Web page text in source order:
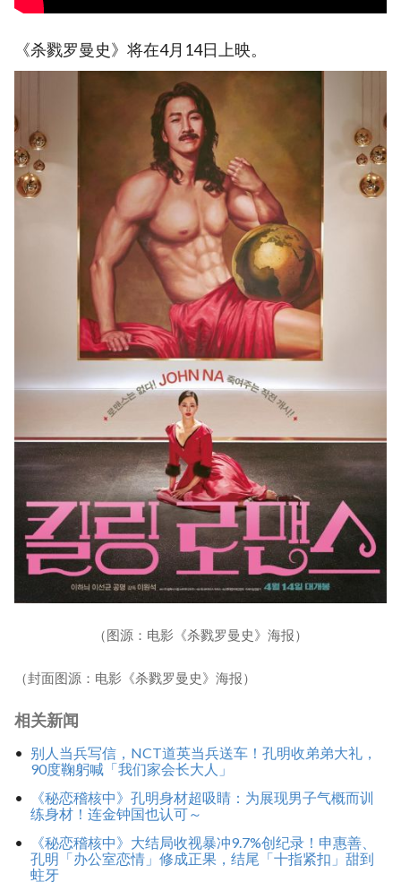
《杀戮罗曼史》将在4月14日上映。
（图源：电影《杀戮罗曼史》海报）
（封面图源：电影《杀戮罗曼史》海报）
相关新闻
别人当兵写信，NCT道英当兵送车！孔明收弟弟大礼，
90度鞠躬喊「我们家会长大人」
《秘恋稽核中》孔明身材超吸睛：为展现男子气概而训
练身材！连金钟国也认可～
《秘恋稽核中》大结局收视暴冲9.7%创纪录！申惠善、
孔明「办公室恋情」修成正果，结尾「十指紧扣」甜到
蛀牙